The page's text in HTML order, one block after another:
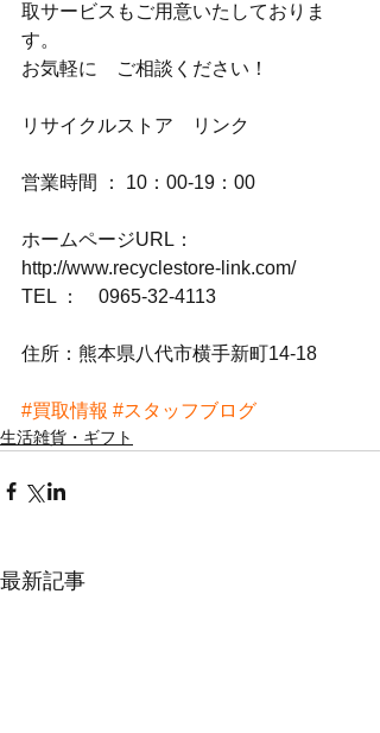
取サービスもご用意いたしておりま
す。
お気軽に　ご相談ください！
リサイクルストア　リンク
営業時間 ： 10：00-19：00
ホームページURL：
http://www.recyclestore-link.com/
TEL ：　0965-32-4113
住所：熊本県八代市横手新町14-18
#買取情報 #スタッフブログ
生活雑貨・ギフト
最新記事